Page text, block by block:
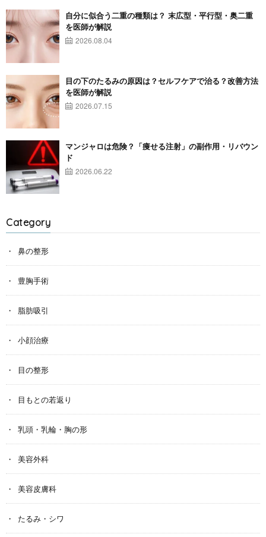
自分に似合う二重の種類は？ 末広型・平行型・奥二重
を医師が解説
2026.08.04
目の下のたるみの原因は？セルフケアで治る？改善方法
を医師が解説
2026.07.15
マンジャロは危険？「痩せる注射」の副作用・リバウン
ド
2026.06.22
Category
鼻の整形
豊胸手術
脂肪吸引
小顔治療
目の整形
目もとの若返り
乳頭・乳輪・胸の形
美容外科
美容皮膚科
たるみ・シワ